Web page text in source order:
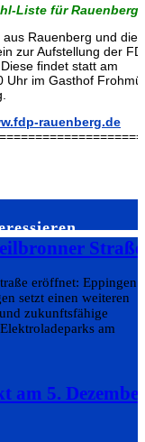
Liste für Rauenberg
Rauenberg und die
zur Aufstellung der
findet statt am
Uhr im Gasthof
rauenberg.de
Straße
eröffnet: Eppingen
setzt einen weiteren
zukunftsfähige
am
am 5.